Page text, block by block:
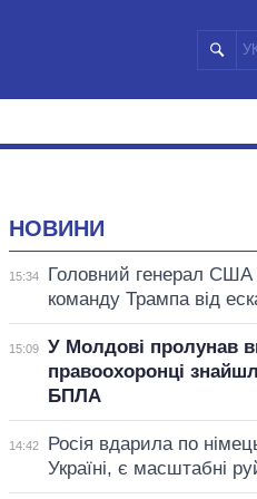
НОВИНИ
15:34
Головний генерал США
команду Трампа від
15:09
У Молдові пролунав
правоохоронці
БПЛА
14:42
Росія вдарила по
Україні, є масштабні